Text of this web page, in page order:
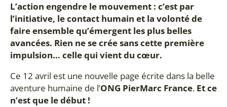
L’action engendre le mouvement : c’est par
l’initiative, le contact humain et la volonté de
faire ensemble qu’émergent les plus belles
avancées. Rien ne se crée sans cette première
impulsion… celle qui vient du cœur.
Ce 12 avril est une nouvelle page écrite dans la belle
aventure humaine de l’ONG PierMarc France. Et ce
n’est que le début !